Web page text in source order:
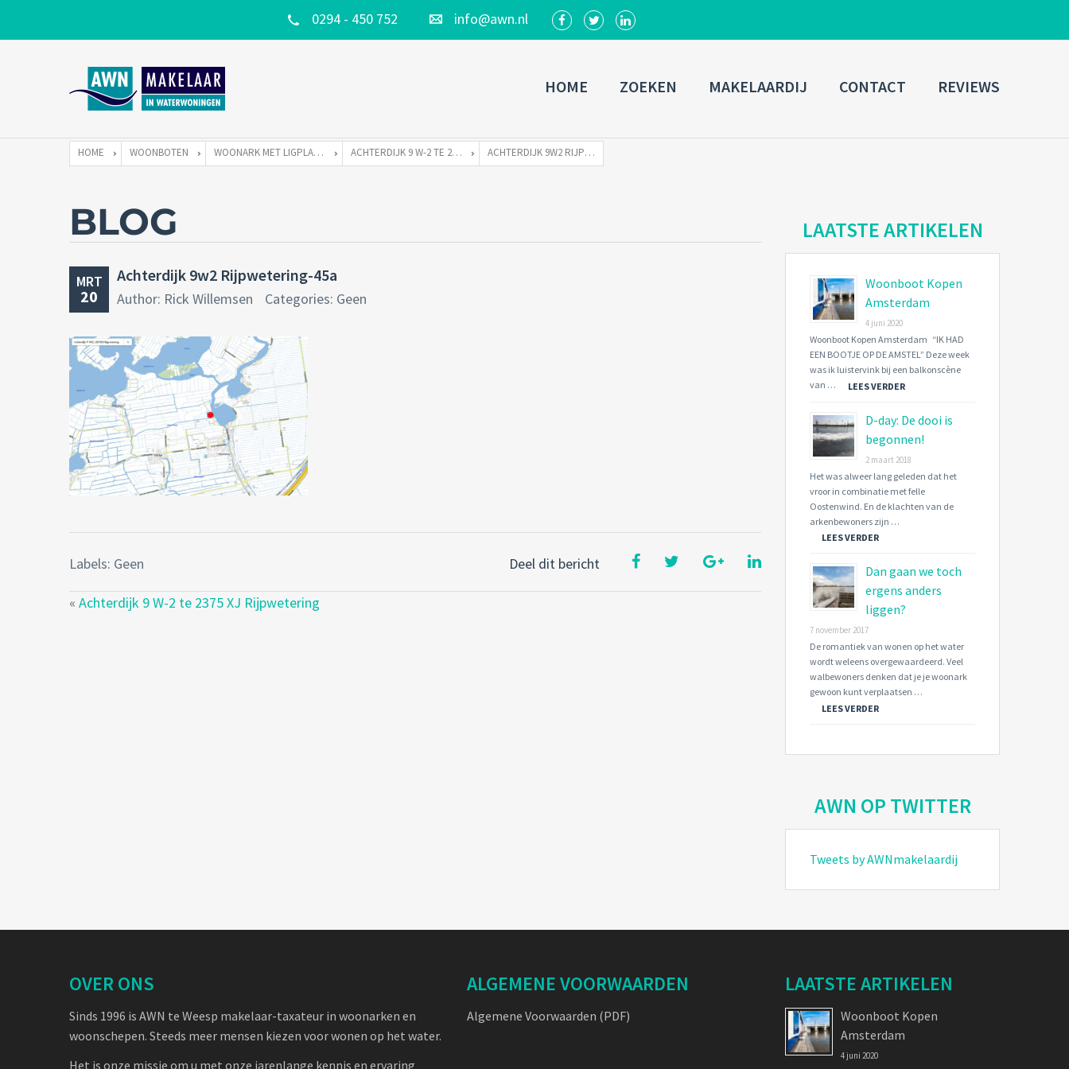
0294 - 450 752 info@awn.nl
Username
Connect with:
Forgot
password? SIGN IN
Remember me
HOME ZOEKEN MAKELAARDIJ CONTACT REVIEWS
HOME WOONBOTEN WOONARK MET LIGPLAATS ACHTERDIJK 9 W-2 TE 2375 XJ RIJPWETERING ACHTERDIJK 9W2 RIJPWETERING-45A
BLOG
MRT
20
Achterdijk 9w2 Rijpwetering-45a
Author: Rick Willemsen Categories: Geen
Deel dit bericht
Labels: Geen
« Achterdijk 9 W-2 te 2375 XJ Rijpwetering
LAATSTE ARTIKELEN
Woonboot Kopen
Amsterdam
4 juni 2020
Woonboot Kopen Amsterdam “IK HAD
EEN BOOTJE OP DE AMSTEL” Deze week
was ik luistervink bij een balkonscène
van …
LEES VERDER
D-day: De dooi is
begonnen!
2 maart 2018
Het was alweer lang geleden dat het
vroor in combinatie met felle
Oostenwind. En de klachten van de
arkenbewoners zijn …
LEES VERDER
Dan gaan we toch
ergens anders
liggen?
7 november 2017
De romantiek van wonen op het water
wordt weleens overgewaardeerd. Veel
walbewoners denken dat je je woonark
gewoon kunt verplaatsen …
LEES VERDER
AWN OP TWITTER
Tweets by AWNmakelaardij
OVER ONS
Sinds 1996 is AWN te Weesp makelaar-taxateur in woonarken en
woonschepen. Steeds meer mensen kiezen voor wonen op het water.
Het is onze missie om u met onze jarenlange kennis en ervaring
ALGEMENE VOORWAARDEN
Algemene Voorwaarden (PDF)
LAATSTE ARTIKELEN
Woonboot Kopen
Amsterdam
4 juni 2020